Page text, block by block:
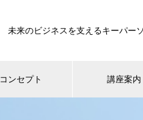
未来のビジネスを支えるキーパー
コンセプト 講座案内